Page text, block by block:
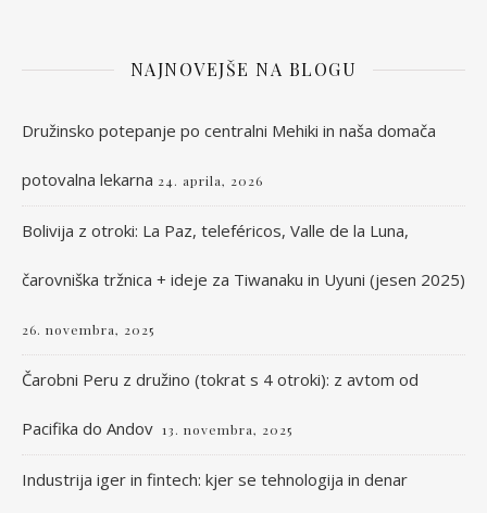
NAJNOVEJŠE NA BLOGU
Družinsko potepanje po centralni Mehiki in naša domača
potovalna lekarna 24. aprila, 2026
Bolivija z otroki: La Paz, teleféricos, Valle de la Luna,
čarovniška tržnica + ideje za Tiwanaku in Uyuni (jesen 2025)
26. novembra, 2025
Čarobni Peru z družino (tokrat s 4 otroki): z avtom od
Pacifika do Andov 13. novembra, 2025
Industrija iger in fintech: kjer se tehnologija in denar